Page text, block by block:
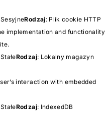
SesyjneRodzaj: Plik cookie HTTP
implementation and functionality
Rodzaj: Lokalny magazyn
interaction with embedded
Rodzaj: IndexedDB